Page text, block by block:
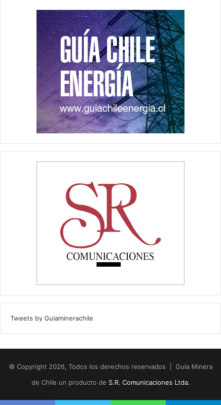
Tweets by Guiaminerachile
© Copyright 2026, Todos los derechos reservados | Guía Minera
de Chile un producto de S.R. Comunicaciones Ltda.